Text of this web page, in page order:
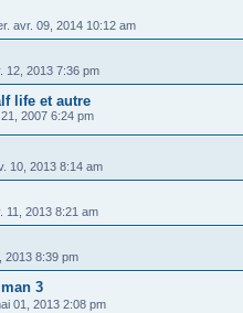
avr. 09, 2014 10:12 am
12, 2013 7:36 pm
life et autre
2007 6:24 pm
10, 2013 8:14 am
11, 2013 8:21 am
2013 8:39 pm
3
01, 2013 2:08 pm